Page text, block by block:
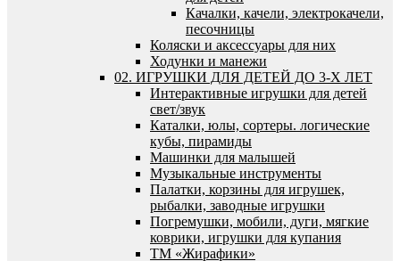
Качалки, качели, электрокачели,
песочницы
Коляски и аксессуары для них
Ходунки и манежи
02. ИГРУШКИ ДЛЯ ДЕТЕЙ ДО 3-Х ЛЕТ
Интерактивные игрушки для детей
свет/звук
Каталки, юлы, сортеры. логические
кубы, пирамиды
Машинки для малышей
Музыкальные инструменты
Палатки, корзины для игрушек,
рыбалки, заводные игрушки
Погремушки, мобили, дуги, мягкие
коврики, игрушки для купания
ТМ «Жирафики»